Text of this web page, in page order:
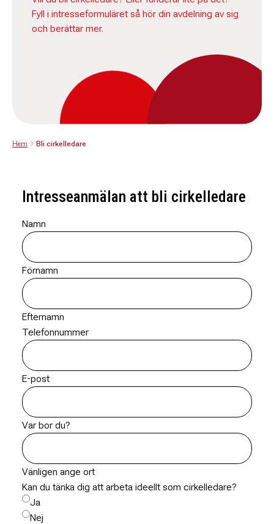
Fyll i intresseformuläret så hör din avdelning av sig
och berättar mer.
Hem Bli cirkelledare
Intresseanmälan att bli cirkelledare
Namn
Förnamn
Efternamn
Telefonnummer
E-post
Var bor du?
Vänligen ange ort
Kan du tänka dig att arbeta ideellt som cirkelledare?
Ja
Nej